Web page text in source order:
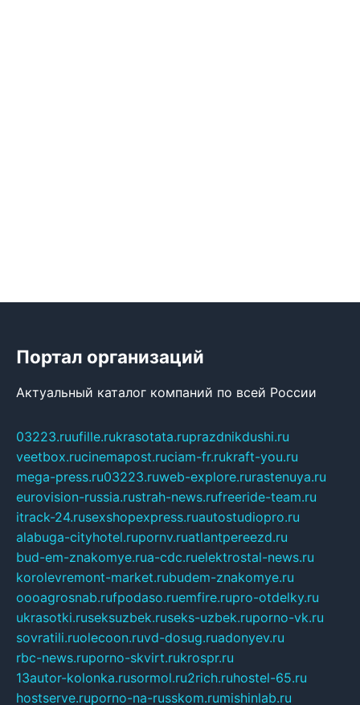
Портал организаций
Актуальный каталог компаний по всей России
03223.ruufille.rukrasotata.ruprazdnikdushi.ru
veetbox.rucinemapost.ruciam-fr.rukraft-you.ru
mega-press.ru03223.ruweb-explore.rurastenuya.ru
eurovision-russia.rustrah-news.rufreeride-team.ru
itrack-24.rusexshopexpress.ruautostudiopro.ru
alabuga-cityhotel.rupornv.ruatlantpereezd.ru
bud-em-znakomye.rua-cdc.ruelektrostal-news.ru
korolevremont-market.rubudem-znakomye.ru
oooagrosnab.rufpodaso.ruemfire.rupro-otdelky.ru
ukrasotki.ruseksuzbek.ruseks-uzbek.ruporno-vk.ru
sovratili.ruolecoon.ruvd-dosug.ruadonyev.ru
rbc-news.ruporno-skvirt.rukrospr.ru
13autor-kolonka.rusormol.ru2rich.ruhostel-65.ru
hostserve.ruporno-na-russkom.rumishinlab.ru